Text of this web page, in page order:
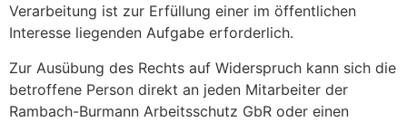
Verarbeitung ist zur Erfüllung einer im öffentlichen
Interesse liegenden Aufgabe erforderlich.
Zur Ausübung des Rechts auf Widerspruch kann sich die
betroffene Person direkt an jeden Mitarbeiter der
Rambach-Burmann Arbeitsschutz GbR oder einen